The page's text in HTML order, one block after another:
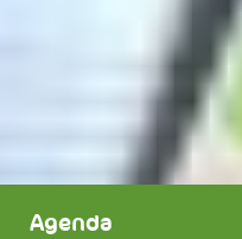
Agenda